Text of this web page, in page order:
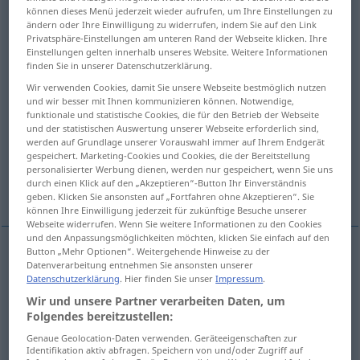
Übersicht aller Übersetzungen
(Für mehr Details die Übersetzung anklicken/antippen)
durchnässen, eintauchen, tränken, tunken,
einlegen
härten, vorspannen, abschrecken
ziehen lassen
durchnässen tremper vêtements
eintauchen tremperpieds, éponge
tränken tremperéponge, chiffon
können dieses Menü jederzeit wieder aufrufen, um Ihre Einstellungen zu
ändern oder Ihre Einwilligung zu widerrufen, indem Sie auf den Link
Privatsphäre-Einstellungen am unteren Rand der Webseite klicken. Ihre
Einstellungen gelten innerhalb unseres Website. Weitere Informationen
finden Sie in unserer Datenschutzerklärung.
Wir verwenden Cookies, damit Sie unsere Webseite bestmöglich nutzen
und wir besser mit Ihnen kommunizieren können. Notwendige,
funktionale und statistische Cookies, die für den Betrieb der Webseite
und der statistischen Auswertung unserer Webseite erforderlich sind,
werden auf Grundlage unserer Vorauswahl immer auf Ihrem Endgerät
gespeichert. Marketing-Cookies und Cookies, die der Bereitstellung
personalisierter Werbung dienen, werden nur gespeichert, wenn Sie uns
durch einen Klick auf den „Akzeptieren“-Button Ihr Einverständnis
geben. Klicken Sie ansonsten auf „Fortfahren ohne Akzeptieren“. Sie
können Ihre Einwilligung jederzeit für zukünftige Besuche unserer
Webseite widerrufen. Wenn Sie weitere Informationen zu den Cookies
und den Anpassungsmöglichkeiten möchten, klicken Sie einfach auf den
Button „Mehr Optionen“. Weitergehende Hinweise zu der
Datenverarbeitung entnehmen Sie ansonsten unserer
Datenschutzerklärung. Hier finden Sie unserImpressum.
Wir und unsere Partner verarbeiten Daten, um
Folgendes bereitzustellen:
Genaue Geolocation-Daten verwenden. Geräteeigenschaften zur
Identifikation aktiv abfragen. Speichern von und/oder Zugriff auf